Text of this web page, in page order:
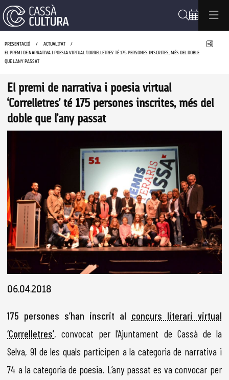
PRESENTACIÓ
ACTUALITAT
EL PREMI DE NARRATIVA I POESIA VIRTUAL ‘CORRELLETRES’ TÉ 175 PERSONES INSCRITES, MÉS DEL DOBLE
QUE L’ANY PASSAT
El premi de narrativa i poesia virtual
‘Correlletres’ té 175 persones inscrites, més del
doble que l’any passat
06.04.2018
175 persones s’han inscrit al concurs literari virtual
‘Correlletres’, convocat per l’Ajuntament de Cassà de la
Selva, 91 de les quals participen a la categoria de narrativa i
74 a la categoria de poesia. L’any passat es va convocar per